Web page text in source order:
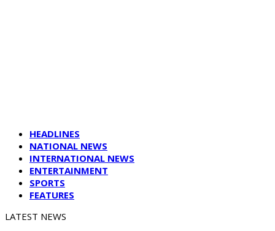
HEADLINES
NATIONAL NEWS
INTERNATIONAL NEWS
ENTERTAINMENT
SPORTS
FEATURES
LATEST NEWS